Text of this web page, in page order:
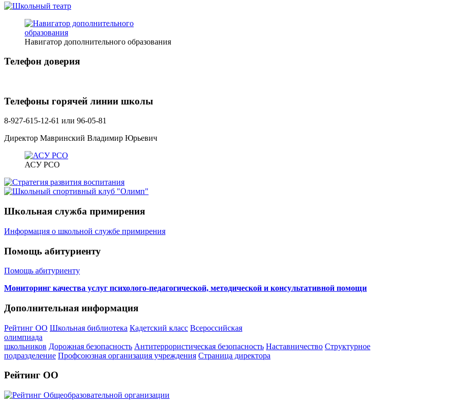
Навигатор дополнительного образования
Телефон доверия
Телефоны горячей линии школы
8-927-615-12-61 или 96-05-81
Директор Мавринский Владимир Юрьевич
АСУ РСО
Школьная служба примирения
Информация о школьной службе примирения
Помощь абитуриенту
Помощь абитуриенту
Мониторинг качества услуг психолого-педагогической, методической и консультативной помощи
Дополнительная информация
Рейтинг ОО Школьная библиотека Кадетский класс Всероссийская
олимпиада
школьников Дорожная безопасность Антитеррористическая безопасность Наставничество Структурное
подразделение Профсоюзная организация учреждения Страница директора
Рейтинг ОО